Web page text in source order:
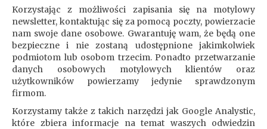
Korzystając z możliwości zapisania się na motylowy
newsletter, kontaktując się za pomocą poczty, powierzacie
nam swoje dane osobowe. Gwarantuję wam, że będą one
bezpieczne i nie zostaną udostępnione jakimkolwiek
podmiotom lub osobom trzecim. Ponadto przetwarzanie
danych osobowych motylowych klientów oraz
użytkowników powierzamy jedynie sprawdzonym
firmom.
Korzystamy także z takich narzędzi jak Google Analystic,
które zbiera informacje na temat waszych odwiedzin